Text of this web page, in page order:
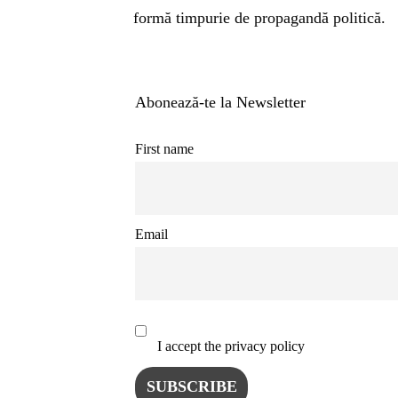
formă timpurie de propagandă politică.
Abonează-te la Newsletter
First name
Email
I accept the privacy policy